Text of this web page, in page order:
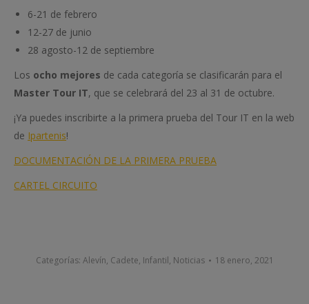
6-21 de febrero
12-27 de junio
28 agosto-12 de septiembre
Los ocho mejores de cada categoría se clasificarán para el
Master Tour IT, que se celebrará del 23 al 31 de octubre.
¡Ya puedes inscribirte a la primera prueba del Tour IT en la web
de Ipartenis!
DOCUMENTACIÓN DE LA PRIMERA PRUEBA
CARTEL CIRCUITO
Categorías: Alevín, Cadete, Infantil, Noticias 18 enero, 2021